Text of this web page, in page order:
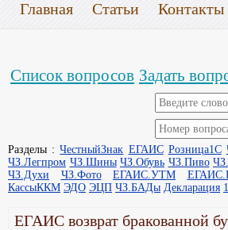
Главная Статьи Контакты
Список вопросов Задать
Разделы :ЧестныйЗнак ЕГАИС Розница1С
ЧЗ.Легпром ЧЗ.Шины ЧЗ.Обувь ЧЗ.Пиво
ЧЗ.Духи
ЧЗ.Фото ЕГАИС.УТМ
КассыККМ ЭДО ЭЦП ЧЗ.БАДы Декларация
ЕГАИС возврат бракованной